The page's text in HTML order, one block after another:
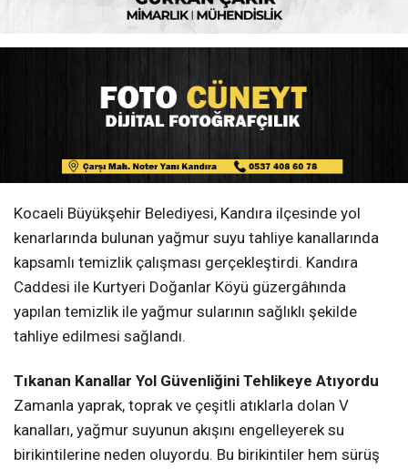
Kocaeli Büyükşehir Belediyesi, Kandıra ilçesinde yol
kenarlarında bulunan yağmur suyu tahliye kanallarında
kapsamlı temizlik çalışması gerçekleştirdi. Kandıra
Caddesi ile Kurtyeri Doğanlar Köyü güzergâhında
yapılan temizlik ile yağmur sularının sağlıklı şekilde
tahliye edilmesi sağlandı.
Tıkanan Kanallar Yol Güvenliğini Tehlikeye Atıyordu
Zamanla yaprak, toprak ve çeşitli atıklarla dolan V
kanalları, yağmur suyunun akışını engelleyerek su
birikintilerine neden oluyordu. Bu birikintiler hem sürüş